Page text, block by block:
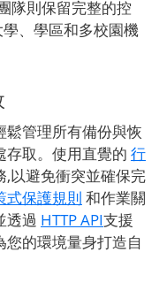
隊則保留完整的控
、學區和多校園機
鬆管理所有備份與恢
存取。使用直覺的 行
,以避免衝突並確保完
式保護規則 和作業關
透過 HTTP API支援
您的環境量身打造自